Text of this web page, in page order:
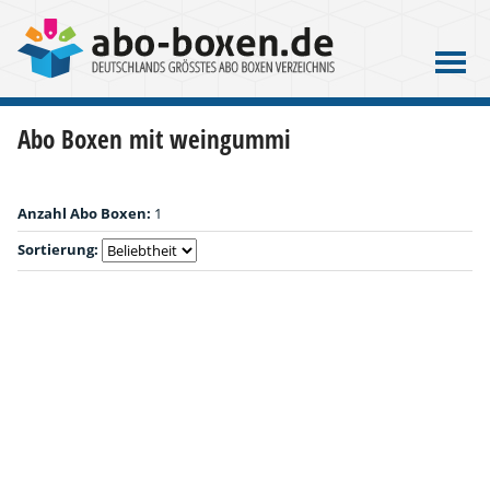
Abo Boxen mit weingummi
Anzahl Abo Boxen: 1
Sortierung: